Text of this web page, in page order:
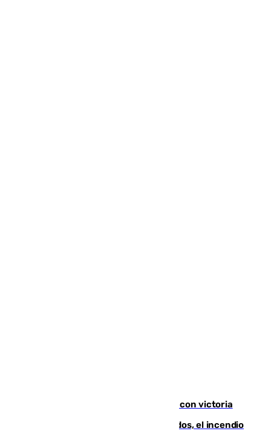
El Granada cierra su puesta a punto con victoria
Un mes de la tragedia de Los Gallardos, el incendio